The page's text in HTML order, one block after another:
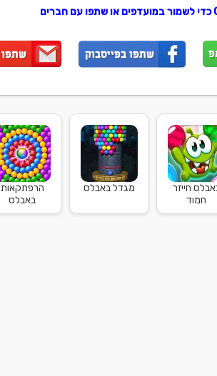
חייזר
חמוד
מגדל באבלס
הרפתקאות
באבלס